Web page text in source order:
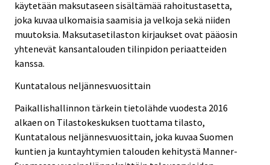
käytetään maksutaseen sisältämää rahoitustasetta,
joka kuvaa ulkomaisia saamisia ja velkoja sekä niiden
muutoksia. Maksutasetilaston kirjaukset ovat pääosin
yhtenevät kansantalouden tilinpidon periaatteiden
kanssa.
Kuntatalous neljännesvuosittain
Paikallishallinnon tärkein tietolähde vuodesta 2016
alkaen on Tilastokeskuksen tuottama tilasto,
Kuntatalous neljännesvuosittain, joka kuvaa Suomen
kuntien ja kuntayhtymien talouden kehitystä Manner-